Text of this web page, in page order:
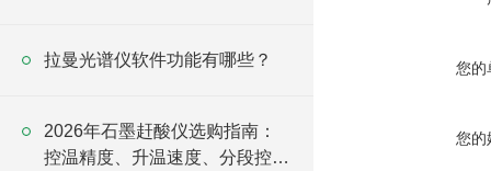
您的
您的
拉曼光谱仪软件功能有哪些？
2026年石墨赶酸仪选购指南：
控温精度、升温速度、分段控温